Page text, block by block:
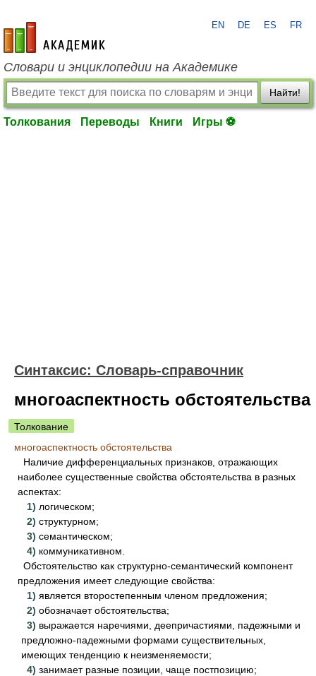
academic.ru
EN DE ES FR
Словари и энциклопедии на Академике
Найти!
Толкования Переводы Книги Игры ⚽
Синтаксис: Словарь-справочник
многоаспектность обстоятельства
Толкование
многоаспектность обстоятельства
Наличие дифференциальных признаков, отражающих
наиболее существенные свойства обстоятельства в разных
аспектах:
1) логическом;
2) структурном;
3) семантическом;
4) коммуникативном.
Обстоятельство как структурно-семантический компонент
предложения имеет следующие свойства:
1) является второстепенным членом предложения;
2) обозначает обстоятельства;
3) выражается наречиями, деепричастиями, падежными и
предложно-падежными формами существительных,
имеющих тенденцию к неизменяемости;
4) занимает разные позиции, чаще постпозицию;